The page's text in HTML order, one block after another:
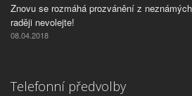
Znovu se rozmáhá prozvánění z
raději nevolejte!
08.04.2018
Telefonní předvolby